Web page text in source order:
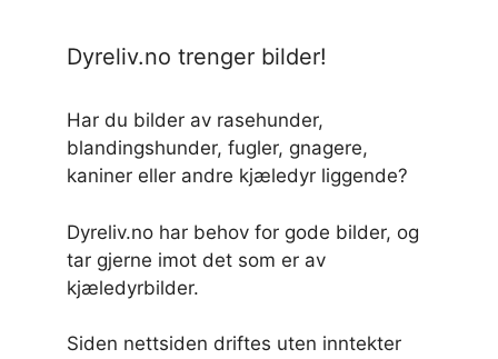
Dyreliv.no trenger bilder!
Har du bilder av rasehunder,
blandingshunder, fugler, gnagere,
kaniner eller andre kjæledyr liggende?
Dyreliv.no har behov for gode bilder, og
tar gjerne imot det som er av
kjæledyrbilder.
Siden nettsiden driftes uten inntekter